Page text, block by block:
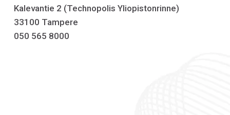
Kalevantie 2 (Technopolis Yliopistonrinne)
33100 Tampere
050 565 8000